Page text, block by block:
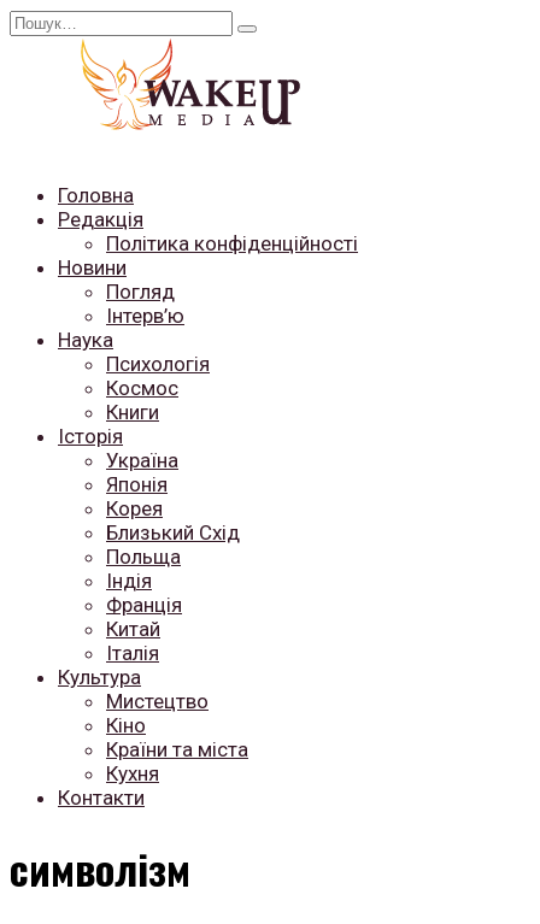
Перейти
Search
Головна
Редакція
Політика конфіденційності
Новини
Погляд
Інтерв’ю
Наука
Психологія
Космос
Книги
Історія
Україна
Японія
Корея
Близький Схід
Польща
Індія
Франція
Китай
Італія
Культура
Мистецтво
Кіно
Країни та міста
Кухня
Контакти
символізм